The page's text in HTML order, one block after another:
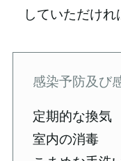
していただけれ
感染予防及び
定期的な換気
室内の消毒